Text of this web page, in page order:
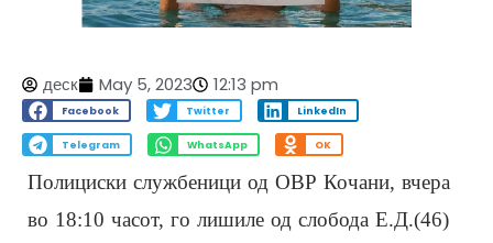
деск May 5, 2023 12:13 pm
Facebook Twitter LinkedIn
Telegram WhatsApp OK
Полициски службеници од ОВР Кочани, вчера
во 18:10 часот, го лишиле од слобода Е.Д.(46)